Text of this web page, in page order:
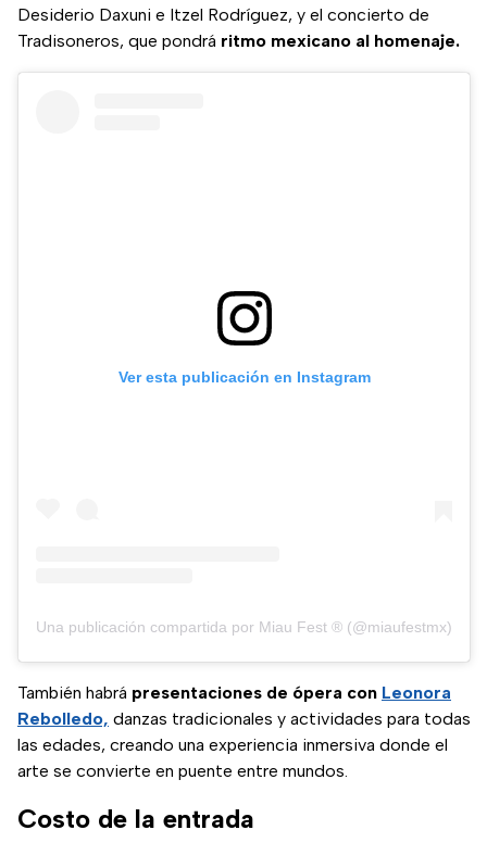
Desiderio Daxuni e Itzel Rodríguez, y el concierto de
Tradisoneros, que pondrá ritmo mexicano al homenaje.
Ver esta publicación en Instagram
Una publicación compartida por Miau Fest ® (@miaufestmx)
También habrá presentaciones de ópera con Leonora
Rebolledo, danzas tradicionales y actividades para todas
las edades, creando una experiencia inmersiva donde el
arte se convierte en puente entre mundos.
Costo de la entrada